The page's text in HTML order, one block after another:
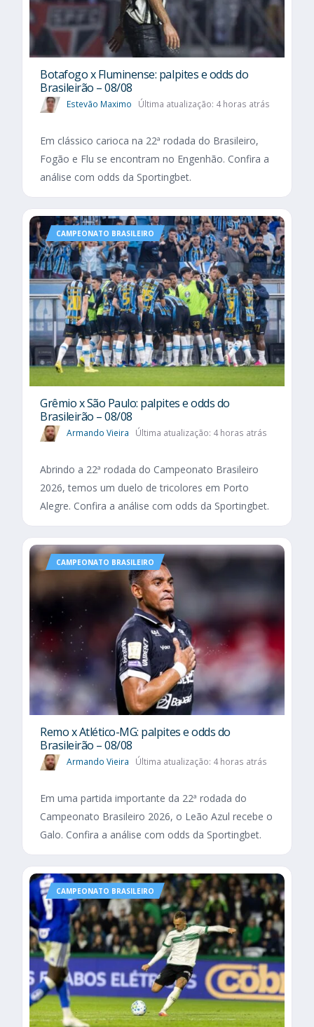
Botafogo x Fluminense: palpites e odds do
Brasileirão – 08/08
Estevão Maximo Última atualização: 4 horas atrás
Em clássico carioca na 22ª rodada do Brasileiro,
Fogão e Flu se encontram no Engenhão. Confira a
análise com odds da Sportingbet.
CAMPEONATO BRASILEIRO
Grêmio x São Paulo: palpites e odds do
Brasileirão – 08/08
Armando Vieira Última atualização: 4 horas atrás
Abrindo a 22ª rodada do Campeonato Brasileiro
2026, temos um duelo de tricolores em Porto
Alegre. Confira a análise com odds da Sportingbet.
CAMPEONATO BRASILEIRO
Remo x Atlético-MG: palpites e odds do
Brasileirão – 08/08
Armando Vieira Última atualização: 4 horas atrás
Em uma partida importante da 22ª rodada do
Campeonato Brasileiro 2026, o Leão Azul recebe o
Galo. Confira a análise com odds da Sportingbet.
CAMPEONATO BRASILEIRO